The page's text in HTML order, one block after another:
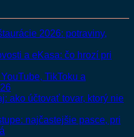
2026: potraviny,
a eKasa: čo hrozí pri
TikToku a
ako účtovať tovar, ktorý nie
najčastejšie pasce, pri